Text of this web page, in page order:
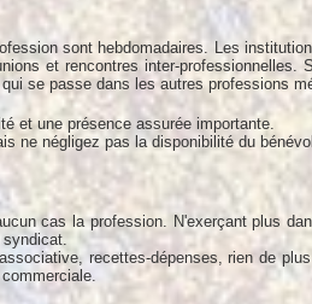
sont hebdomadaires. Les
et rencontres inter-professionnelles.
se passe dans les autres professions
et une présence assurée importante.
ne négligez pas la disponibilité du
cas la profession. N'exerçant plus
syndicat.
recettes-dépenses, rien de